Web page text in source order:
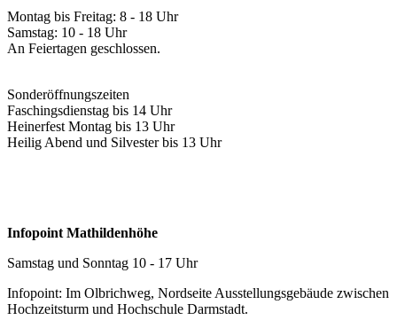
Montag bis Freitag: 8 - 18 Uhr
Samstag: 10 - 18 Uhr
An Feiertagen geschlossen.
Sonderöffnungszeiten
Faschingsdienstag bis 14 Uhr
Heinerfest Montag bis 13 Uhr
Heilig Abend und Silvester bis 13 Uhr
Infopoint Mathildenhöhe
Samstag und Sonntag 10 - 17 Uhr
Infopoint: Im Olbrichweg, Nordseite Ausstellungsgebäude zwischen
Hochzeitsturm und Hochschule Darmstadt.